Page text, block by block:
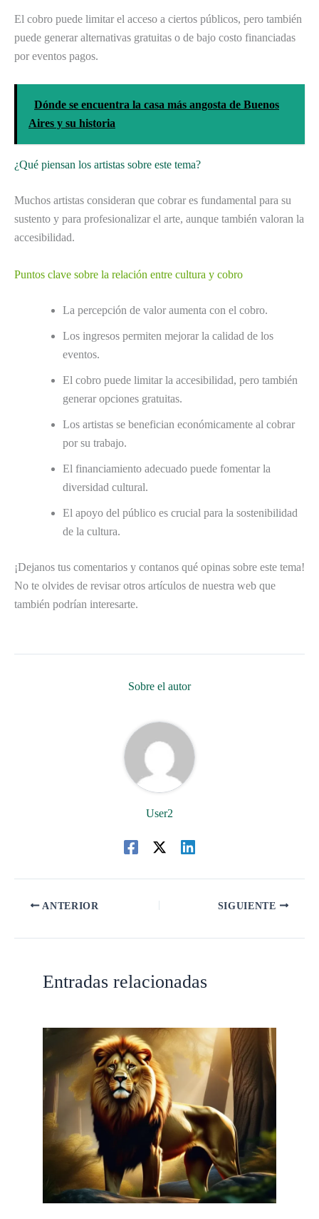
El cobro puede limitar el acceso a ciertos públicos, pero también
puede generar alternativas gratuitas o de bajo costo financiadas
por eventos pagos.
Dónde se encuentra la casa más angosta de Buenos
Aires y su historia
¿Qué piensan los artistas sobre este tema?
Muchos artistas consideran que cobrar es fundamental para su
sustento y para profesionalizar el arte, aunque también valoran la
accesibilidad.
Puntos clave sobre la relación entre cultura y cobro
La percepción de valor aumenta con el cobro.
Los ingresos permiten mejorar la calidad de los
eventos.
El cobro puede limitar la accesibilidad, pero también
generar opciones gratuitas.
Los artistas se benefician económicamente al cobrar
por su trabajo.
El financiamiento adecuado puede fomentar la
diversidad cultural.
El apoyo del público es crucial para la sostenibilidad
de la cultura.
¡Dejanos tus comentarios y contanos qué opinas sobre este tema!
No te olvides de revisar otros artículos de nuestra web que
también podrían interesarte.
Sobre el autor
User2
ANTERIOR SIGUIENTE
Entradas relacionadas